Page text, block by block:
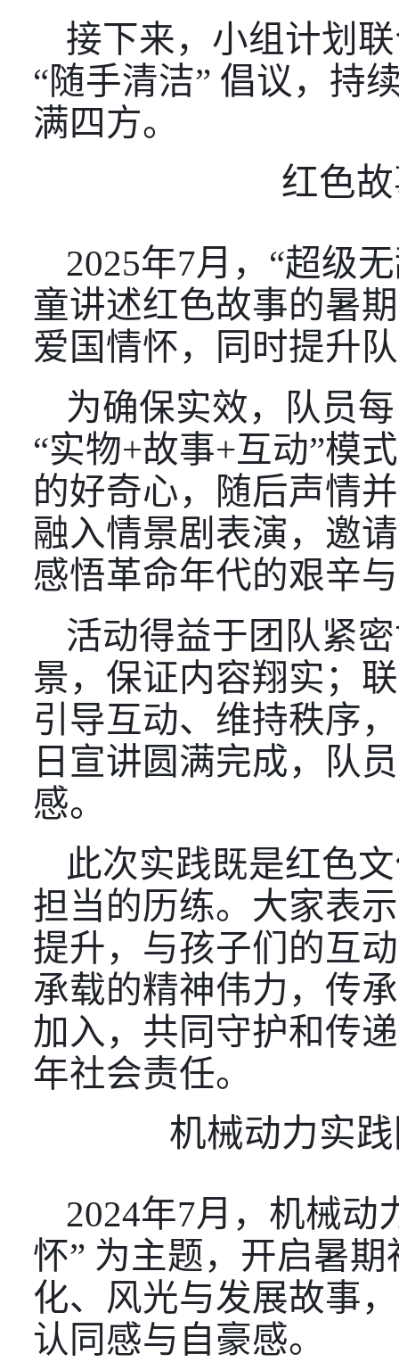
接下来，小组计划
“随手清洁” 倡议，持
满四方。
红色
2025年7月，“超级
童讲述红色故事的暑
爱国情怀，同时提升
为确保实效，队员
“实物+故事+互动”模
的好奇心，随后声情
融入情景剧表演，邀
感悟革命年代的艰辛
活动得益于团队紧
景，保证内容翔实；
引导互动、维持秩序
日宣讲圆满完成，队
感。
此次实践既是红色
担当的历练。大家表
提升，与孩子们的互
承载的精神伟力，传
加入，共同守护和传
年社会责任。
机械动力实
2024年7月，机械动
怀” 为主题，开启暑
化、风光与发展故事
认同感与自豪感。